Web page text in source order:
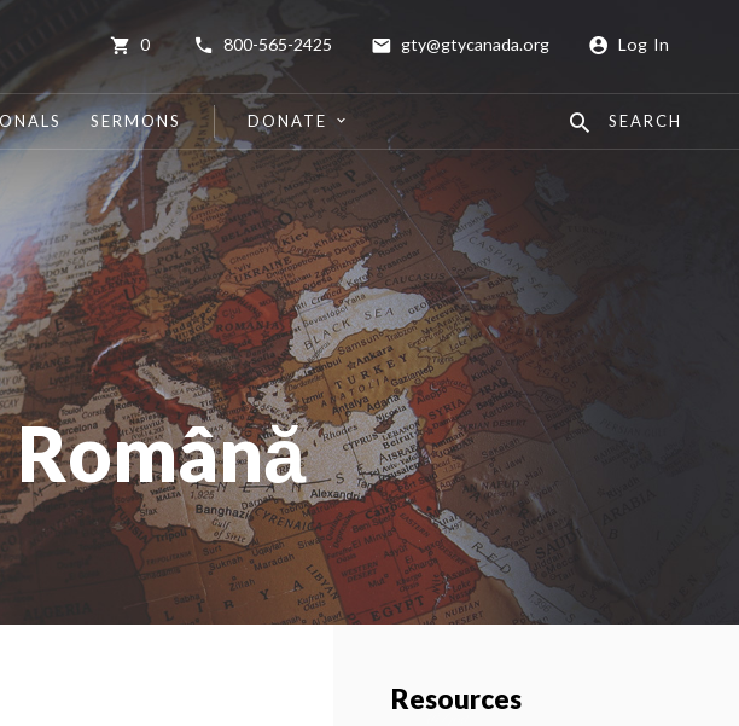
800-565-2425 gty@gtycanada.org Log In
0
SERMONS DONATE SEARCH
Română
Resources